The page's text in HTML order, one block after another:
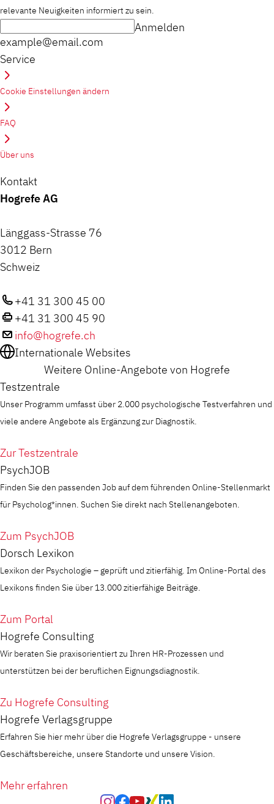
relevante Neuigkeiten informiert zu sein.
example@email.com
Anmelden
Service
Cookie Einstellungen ändern
FAQ
Über uns
Kontakt
Hogrefe AG
Länggass-Strasse 76
3012 Bern
Schweiz
+41 31 300 45 00
+41 31 300 45 90
info@hogrefe.ch
Internationale Websites
Weitere Online-Angebote von Hogrefe
Testzentrale
Unser Programm umfasst über 2.000 psychologische Testverfahren und
viele andere Angebote als Ergänzung zur Diagnostik.
Zur Testzentrale
PsychJOB
Finden Sie den passenden Job auf dem führenden Online-Stellenmarkt
für Psycholog*innen. Suchen Sie direkt nach Stellenangeboten.
Zum PsychJOB
Dorsch Lexikon
Lexikon der Psychologie – geprüft und zitierfähig. Im Online-Portal des
Lexikons finden Sie über 13.000 zitierfähige Beiträge.
Zum Portal
Hogrefe Consulting
Wir beraten Sie praxisorientiert zu Ihren HR-Prozessen und
unterstützen bei der beruflichen Eignungsdiagnostik.
Zu Hogrefe Consulting
Hogrefe Verlagsgruppe
Erfahren Sie hier mehr über die Hogrefe Verlagsgruppe - unsere
Geschäftsbereiche, unsere Standorte und unsere Vision.
Mehr erfahren